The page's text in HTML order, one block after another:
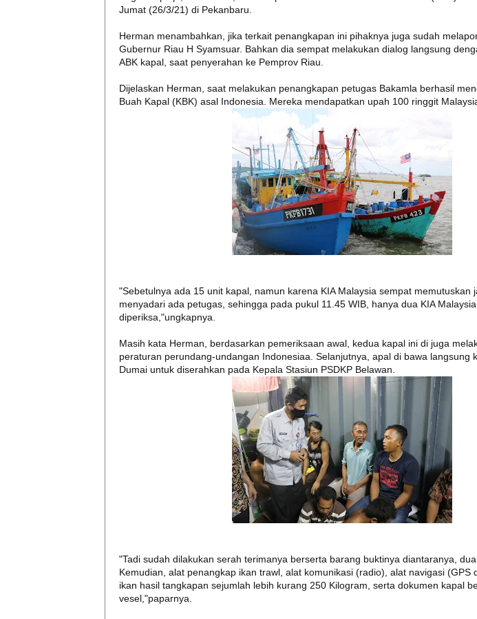
Jumat (26/3/21) di Pekanbaru.
Herman menambahkan, jika terkait penangkapan ini pihaknya juga sudah
Gubernur Riau H Syamsuar. Bahkan dia sempat melakukan dialog langsung
ABK kapal, saat penyerahan ke Pemprov Riau.
Dijelaskan Herman, saat melakukan penangkapan petugas Bakamla berhasil
Buah Kapal (KBK) asal Indonesia. Mereka mendapatkan upah 100 ringgit
"Sebetulnya ada 15 unit kapal, namun karena KIA Malaysia sempat memutuskan
menyadari ada petugas, sehingga pada pukul 11.45 WIB, hanya dua KIA
diperiksa,"ungkapnya.
Masih kata Herman, berdasarkan pemeriksaan awal, kedua kapal ini di juga
peraturan perundang-undangan Indonesiaa. Selanjutnya, apal di bawa langsung
Dumai untuk diserahkan pada Kepala Stasiun PSDKP Belawan.
"Tadi sudah dilakukan serah terimanya berserta barang buktinya diantaranya, dua
Kemudian, alat penangkap ikan trawl, alat komunikasi (radio), alat navigasi (GPS
ikan hasil tangkapan sejumlah lebih kurang 250 Kilogram, serta dokumen kapal
vesel,"paparnya.